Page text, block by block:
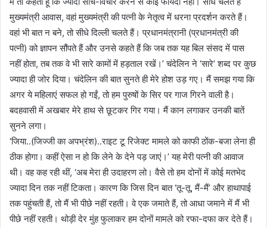
मुख्यमंत्री आवास, वहां मुख्यमंत्री की पत्नी के नेतृत्व में धरना प्रदर्शन करते हैं।
वहां भी बात न बने, तो सीधे दिल्ली चलते हैं। प्रधानमंत्रानी (प्रधानमंत्री की
पत्नी) को ज्ञापन सौंपते हैं और उनसे कहते हैं कि जब तक यह बिल संसद में पास
नहीं होता, तब तक वे भी सारे कामों में हड़ताल रखें।’ चंदेलिन ने ‘सारे’ शब्द पर कुछ
ज्यादा ही जोर दिया। चंदेलिन की बात सुनते ही मेरे होश उड़ गए। मैं समझ गया कि
अगर ये महिलाएं सफल हो गईं, तो हम पुरुषों के सिर पर गाज गिरने वाली है।
बदहवासी में अखबार मेरे हाथ से छूटकर गिर गया। मैं कान लगाकर उनकी बातें
सुनने लगा।
‘जिया..(जिज्जी का अपभ्रंश)..राइट टू रिजेक्ट मामले को काफी ठोंक-बजा लेना ही
ठीक होगा। कहीं ऐसा न हो कि लेने के देने पड़ जाएं।’ यह मेरी पत्नी की आवाज
थी। वह कह रही थीं, ‘अब मेरा ही उदाहरण लो। वैसे तो हम दोनों में कोई मतभेद
ज्यादा दिन तक नहीं टिकता। कारण कि जिस दिन बात ‘तू-तू, मैं-मैं’ और हाथापाई
तक पहुंचती हैं, तो मैं भी पीछे नहीं रहती। वे एक जमाते हैं, तो आधा जमाने में मैं भी
पीछे नहीं रहती। थोड़ी देर मुंह फुलाकर हम दोनों मामले को रफा-दफा कर देते हैं।